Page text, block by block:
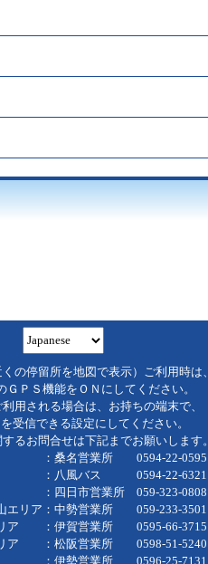
の停留所を地図で表示）ご利用時は、
ＰＳ機能をＯＮにしてください。
用される場合は、お持ちの端末で、
受信できる設定にしてください。
るお問合せは下記までお願いします。
：桑名営業所 0594-22-0595
ス 0594-22-6321
：四日市営業所 059-323-0808
エリア：中勢営業所 059-233-3501
ア ：伊賀営業所 0595-66-3715
ア ：松阪営業所 0598-51-5240
：伊勢営業所 0596-25-7131